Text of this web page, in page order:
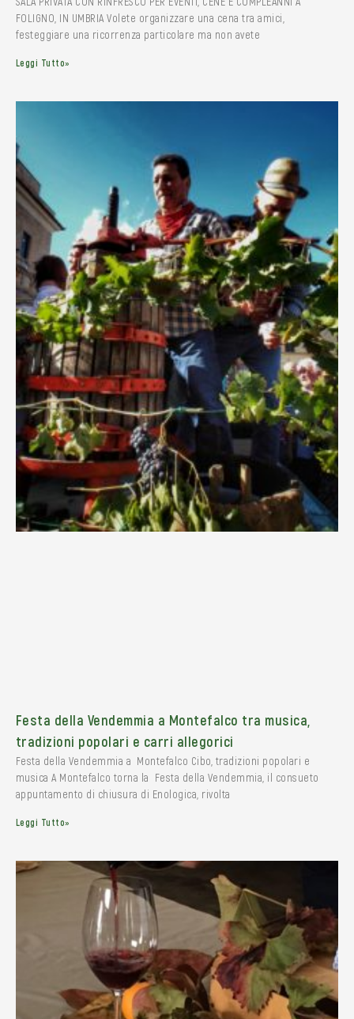
FOLIGNO, IN UMBRIA Volete organizzare una cena tra amici,
festeggiare una ricorrenza particolare ma non avete
Leggi Tutto»
Festa della Vendemmia a Montefalco tra musica,
tradizioni popolari e carri allegorici
Festa della Vendemmia a Montefalco Cibo, tradizioni popolari e
musica A Montefalco torna la Festa della Vendemmia, il consueto
appuntamento di chiusura di Enologica, rivolta
Leggi Tutto»